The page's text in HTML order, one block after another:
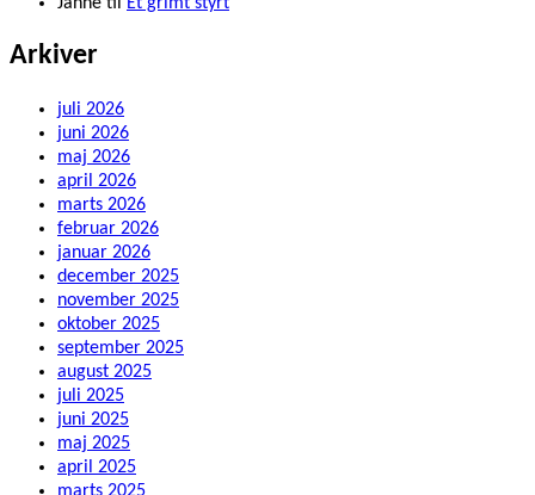
Arkiver
juli 2026
juni 2026
maj 2026
april 2026
marts 2026
februar 2026
januar 2026
december 2025
november 2025
oktober 2025
september 2025
august 2025
juli 2025
juni 2025
maj 2025
april 2025